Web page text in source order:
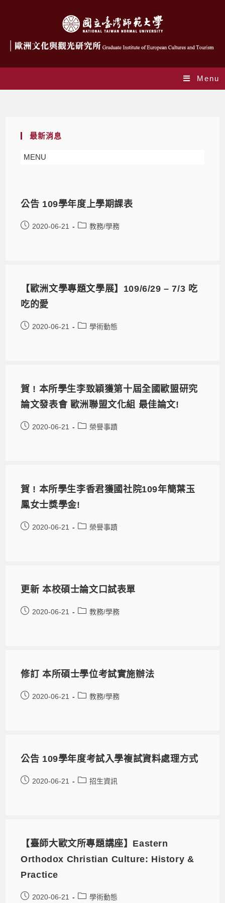
Menu
最新消息
MENU
公告 109學年度上學期課表
2020-06-21 教務/學務
【歐洲文學專題文學展】109/6/29 – 7/3 吃
吃的愛
2020-06-21 學術動態
賀 ! 本所學生李致穎獲第十屆全國歐盟研究
論文發表會 歐洲聯盟文化組 最佳論文!
2020-06-21 榮譽事蹟
賀 ! 本所學生李香君獲國社院109年簡葉玉
鳳女士獎學金!
2020-06-21 榮譽事蹟
更新 本校碩士論文口試表單
2020-06-21 教務/學務
修訂 本所碩士學位考試實施辦法
2020-06-21 教務/學務
公告 109學年度考試入學複試資料處理方式
2020-06-21 招生資訊
【臺師大歐文所專題講座】Eastern
Orthodox Christian Culture: History &
Practice
2020-06-21 學術動態